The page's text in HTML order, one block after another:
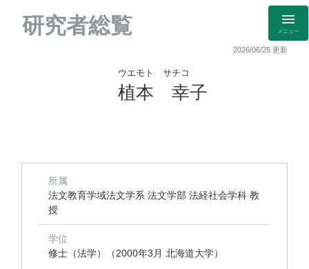
研究者総覧 メニュー
2026/06/25 更新
ウエモト サチコ
植本 幸子
所属
法文教育学域法文学系 法文学部 法経社会学科 教
授
学位
修士（法学）（2000年3月 北海道大学）